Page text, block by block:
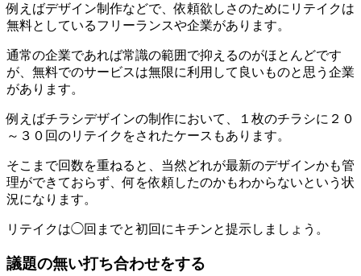
例えばデザイン制作などで、依頼欲しさのためにリテイクは
無料としているフリーランスや企業があります。
通常の企業であれば常識の範囲で抑えるのがほとんどです
が、無料でのサービスは無限に利用して良いものと思う企業
があります。
例えばチラシデザインの制作において、１枚のチラシに２０
～３０回のリテイクをされたケースもあります。
そこまで回数を重ねると、当然どれが最新のデザインかも管
理ができておらず、何を依頼したのかもわからないという状
況になります。
リテイクは◯回までと初回にキチンと提示しましょう。
議題の無い打ち合わせをする